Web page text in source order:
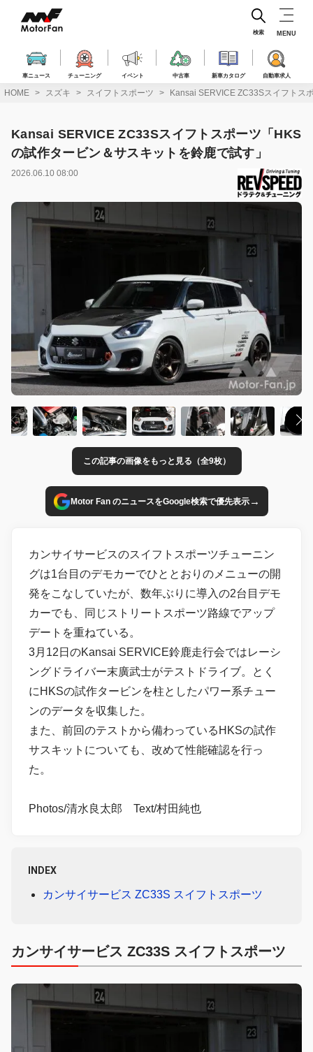
ス
車ニュース チューニング イベント 中古車 新車カタログ 自動車求人
検索 MENU
HOME スズキ スイフトスポーツ Kansai SERVICE ZC33Sスイフトス
Kansai SERVICE ZC33Sスイフトスポーツ「HKS
の試作タービン＆サスキットを鈴鹿で試す」
2026.06.10 08:00
この記事の画像をもっと見る（全9枚）
Motor Fan のニュースをGoogle検索で優先表示→
カンサイサービスのスイフトスポーツチューニン
グは1台目のデモカーでひととおりのメニューの開
発をこなしていたが、数年ぶりに導入の2台目デモ
カーでも、同じストリートスポーツ路線でアップ
デートを重ねている。
3月12日のKansai SERVICE鈴鹿走行会ではレーシ
ングドライバー末廣武士がテストドライブ。とく
にHKSの試作タービンを柱としたパワー系チュー
ンのデータを収集した。
また、前回のテストから備わっているHKSの試作
サスキットについても、改めて性能確認を行っ
た。
Photos/清水良太郎 Text/村田純也
INDEX
カンサイサービス ZC33S スイフトスポーツ
カンサイサービス ZC33S スイフトスポーツ